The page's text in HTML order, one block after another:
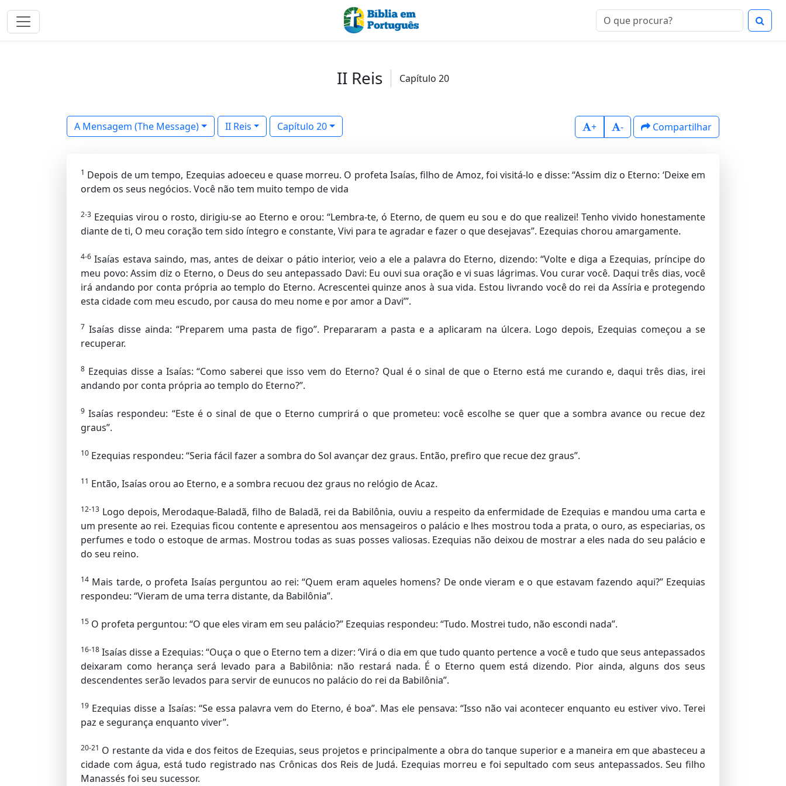
II Reis Capítulo 20
A Mensagem (The Message) II Reis Capítulo 20 + - Compartilhar
1 Depois de um tempo, Ezequias adoeceu e quase morreu. O profeta Isaías, filho de Amoz, foi visitá-lo e disse: “Assim diz o Eterno: ‘Deixe em
ordem os seus negócios. Você não tem muito tempo de vida
2-3 Ezequias virou o rosto, dirigiu-se ao Eterno e orou: “Lembra-te, ó Eterno, de quem eu sou e do que realizei! Tenho vivido honestamente
diante de ti, O meu coração tem sido íntegro e constante, Vivi para te agradar e fazer o que desejavas”. Ezequias chorou amargamente.
4-6 Isaías estava saindo, mas, antes de deixar o pátio interior, veio a ele a palavra do Eterno, dizendo: “Volte e diga a Ezequias, príncipe do
meu povo: Assim diz o Eterno, o Deus do seu antepassado Davi: Eu ouvi sua oração e vi suas lágrimas. Vou curar você. Daqui três dias, você
irá andando por conta própria ao templo do Eterno. Acrescentei quinze anos à sua vida. Estou livrando você do rei da Assíria e protegendo
esta cidade com meu escudo, por causa do meu nome e por amor a Davi’”.
7 Isaías disse ainda: “Preparem uma pasta de figo”. Prepararam a pasta e a aplicaram na úlcera. Logo depois, Ezequias começou a se
recuperar.
8 Ezequias disse a Isaías: “Como saberei que isso vem do Eterno? Qual é o sinal de que o Eterno está me curando e, daqui três dias, irei
andando por conta própria ao templo do Eterno?”.
9 Isaías respondeu: “Este é o sinal de que o Eterno cumprirá o que prometeu: você escolhe se quer que a sombra avance ou recue dez
graus”.
10 Ezequias respondeu: “Seria fácil fazer a sombra do Sol avançar dez graus. Então, prefiro que recue dez graus”.
11 Então, Isaías orou ao Eterno, e a sombra recuou dez graus no relógio de Acaz.
12-13 Logo depois, Merodaque-Baladã, filho de Baladã, rei da Babilônia, ouviu a respeito da enfermidade de Ezequias e mandou uma carta e
um presente ao rei. Ezequias ficou contente e apresentou aos mensageiros o palácio e lhes mostrou toda a prata, o ouro, as especiarias, os
perfumes e todo o estoque de armas. Mostrou todas as suas posses valiosas. Ezequias não deixou de mostrar a eles nada do seu palácio e
do seu reino.
14 Mais tarde, o profeta Isaías perguntou ao rei: “Quem eram aqueles homens? De onde vieram e o que estavam fazendo aqui?” Ezequias
respondeu: “Vieram de uma terra distante, da Babilônia”.
15 O profeta perguntou: “O que eles viram em seu palácio?” Ezequias respondeu: “Tudo. Mostrei tudo, não escondi nada”.
16-18 Isaías disse a Ezequias: “Ouça o que o Eterno tem a dizer: ‘Virá o dia em que tudo quanto pertence a você e tudo que seus antepassados
deixaram como herança será levado para a Babilônia: não restará nada. É o Eterno quem está dizendo. Pior ainda, alguns dos seus
descendentes serão levados para servir de eunucos no palácio do rei da Babilônia”.
19 Ezequias disse a Isaías: “Se essa palavra vem do Eterno, é boa”. Mas ele pensava: “Isso não vai acontecer enquanto eu estiver vivo. Terei
paz e segurança enquanto viver”.
20-21 O restante da vida e dos feitos de Ezequias, seus projetos e principalmente a obra do tanque superior e a maneira em que abasteceu a
cidade com água, está tudo registrado nas Crônicas dos Reis de Judá. Ezequias morreu e foi sepultado com seus antepassados. Seu filho
Manassés foi seu sucessor.